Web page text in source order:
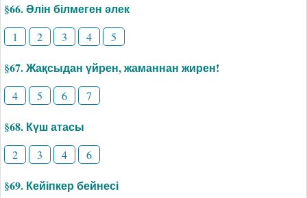
§66. Әлін білмеген әлек
1 2 3 4 5
§67. Жақсыдан үйрен, жаманнан жирен!
4 5 6 7
§68. Күш атасы
2 3 4 6
§69. Кейіпкер бейнесі